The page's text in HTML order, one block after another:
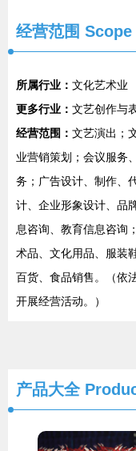
经营范围 Scope
所属行业： 文化艺术业
更多行业： 文艺创作与
经营范围： 文艺演出；
业营销策划；会议服务
务；广告设计、制作、
计、企业形象设计、品
息咨询、教育信息咨询
术品、文化用品、服装
百货、食品销售。（依
开展经营活动。）
产品大全